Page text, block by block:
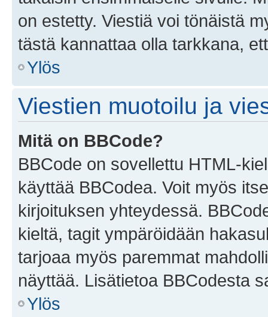
on estetty. Viestiä voi tönäistä
tästä kannattaa olla tarkkana,
Ylös
Viestien muotoilu ja
Mitä on BBCode?
BBCode on sovellettu HTML-
käyttää BBCodea. Voit myös
kirjoituksen yhteydessä.
kieltä, tagit ympäröidään
tarjoaa myös paremmat
näyttää. Lisätietoa BBCodesta
Ylös